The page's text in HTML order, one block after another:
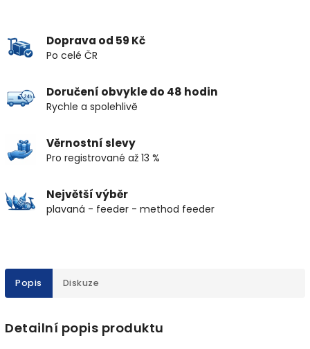
Doprava od 59 Kč
Po celé ČR
Doručení obvykle do 48 hodin
Rychle a spolehlivě
Věrnostní slevy
Pro registrované až 13 %
Největší výběr
plavaná - feeder - method feeder
Popis Diskuze
Detailní popis produktu